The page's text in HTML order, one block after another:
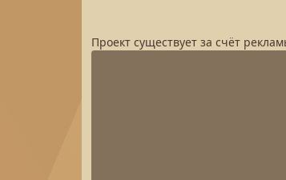
Проект существует за счёт